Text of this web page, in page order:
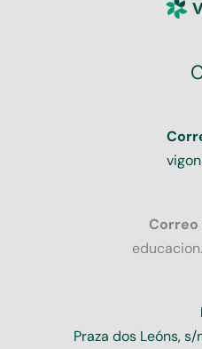
Correo
Praza dos Leóns,